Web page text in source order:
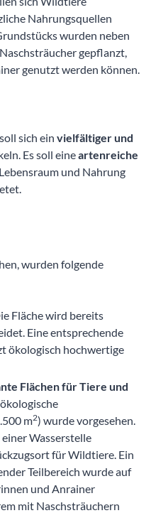
Nahrungsquellen
wurden neben
gepflanzt,
genutzt werden können.
sich ein vielfältiger und
Es soll eineartenreiche
und Nahrung
wurden folgende
Fläche wird bereits
Eine entsprechende
ökologisch hochwertige
Flächen für Tiere und
m2) wurde vorgesehen.
Wasserstelle
für Wildtiere. Ein
Teilbereich wurde auf
und Anrainer
mit Naschsträuchern